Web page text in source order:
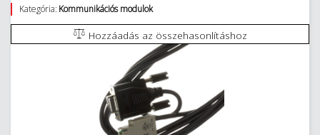
Kategória: Kommunikációs modulok
Hozzáadás az összehasonlításhoz